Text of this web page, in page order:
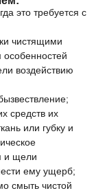
это требуется с
чистящими
воздействию
средств их
или губку и
и щели
ему ущерб;
смыть чистой